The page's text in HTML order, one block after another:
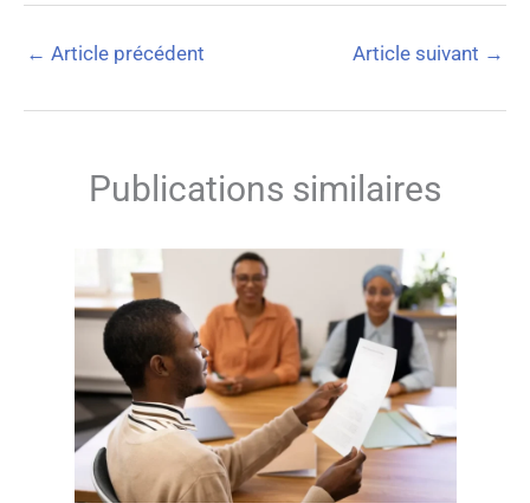
← Article précédent Article suivant →
Publications similaires